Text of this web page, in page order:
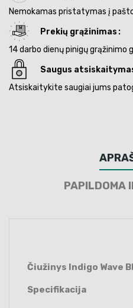
Nemokamas pristatymas į
Prekių grąžinimas
14 darbo dienų pinigų grąžinimo
Saugus
Atsiskaitykite saugiai jums
PAPILDOMA
Čiužinys Indigo Wave
Specifikacija